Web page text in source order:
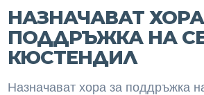
НАЗНАЧАВАТ
ПОДДРЪЖКА НА
КЮСТЕНДИЛ
Назначават хора за поддръжка